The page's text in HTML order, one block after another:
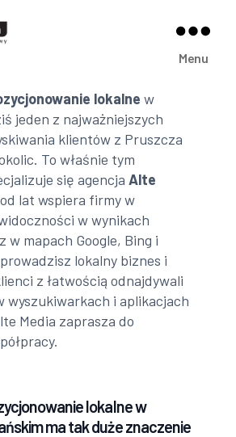
Menu
lokalne w
jeden z najważniejszych
klientów z Pruszcza
To właśnie tym
się agencja Alte
lat wspiera firmy w
w wynikach
w mapach Google, Bing i
lokalny biznes i
z łatwością odnajdywali
wyszukiwarkach i aplikacjach
Media zaprasza do
lokalne w
ma tak duże znaczenie